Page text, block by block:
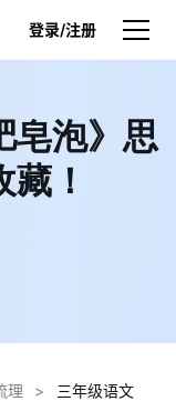
登录/注册
皂泡》思
！
理 >
三年级语文